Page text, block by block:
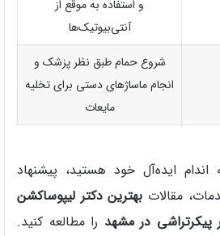
و استفاده به موقع از
آنتی‌بیوتیک‌ها
شروع حمام طبق نظر پزشک و
انجام ماساژهای دستی برای تخلیه
مایعات
اندام ایده‌آل خود هستید، پیشنهاد
مقالات بهترین دکتر لیپوساکشن
پیکرتراشی در مشهد را مطالعه کنید.